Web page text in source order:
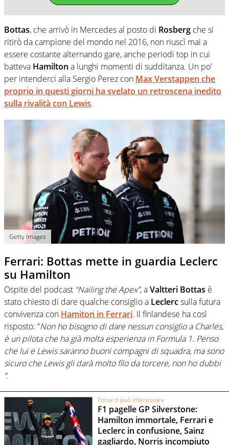
Bottas, che arrivò in Mercedes al posto di Rosberg che si
ritirò da campione del mondo nel 2016, non riuscì mai a
essere costante alternando gare, anche periodi top in cui
batteva Hamilton a lunghi momenti di sudditanza. Un po’
per intenderci alla Sergio Perez con Max Verstappen che
proprio in questi giorni ha svelato un retroscena inedito
sulla rivalità con Lewis.
Getty Images
Ferrari: Bottas mette in guardia Leclerc
su Hamilton
Ospite del podcast “Nailing the Apex”, aValtteri Bottas è
stato chiesto di dare qualche consiglio a Leclercsulla futura
convivenza con Hamiton in Ferrari. Il finlandese ha così
risposto: “Non ho bisogno di dare nessun consiglio a Charles,
è un pilota che ha già molta esperienza in Formula 1. Penso
che lui e Lewis saranno buoni compagni di squadra, ma sono
sicuro che Lewis gli darà molto filo da torcere, non ho dubbi
“.
Forse ti può interessare
F1 pagelle GP Silverstone:
Hamilton immortale, Ferrari e
Leclerc in confusione, Sainz
gagliardo, Norris incompiuto